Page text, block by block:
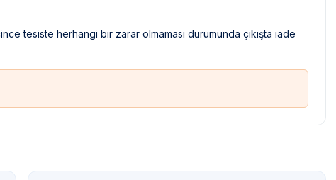
tesiste herhangi bir zarar olmaması durumunda çıkışta iade